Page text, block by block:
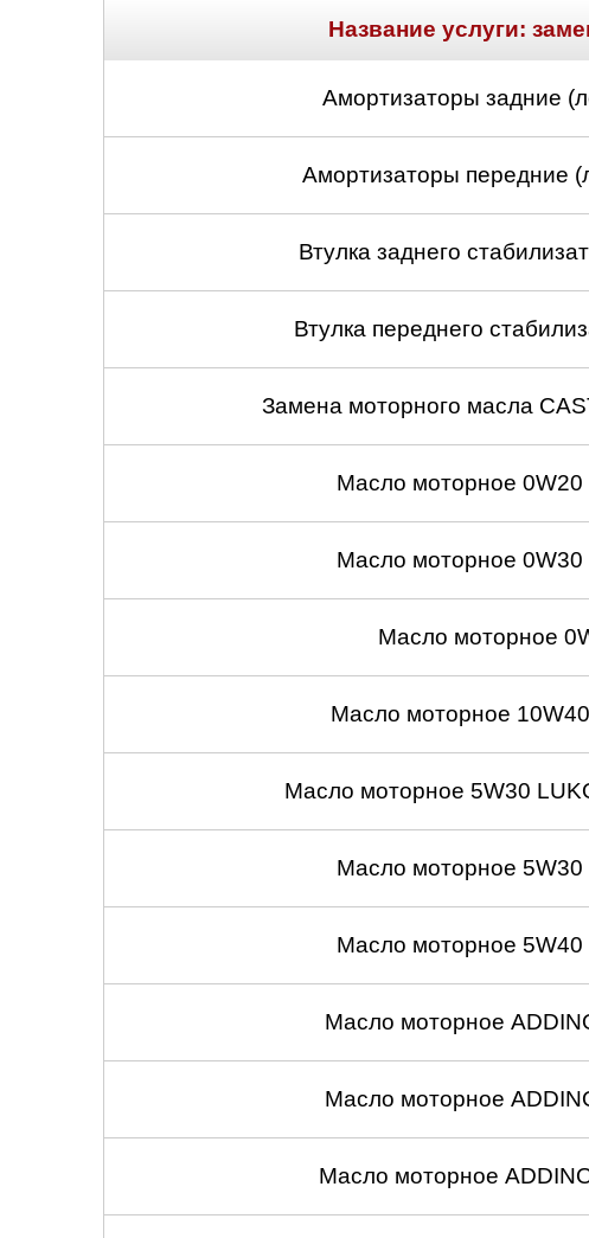
Название услуги:
Амортизаторы задние
Амортизаторы передние
Втулка заднего
Втулка переднего
Замена моторного масла
Масло моторное
Масло моторное
Масло моторное
Масло моторное
Масло моторное 5W30
Масло моторное
Масло моторное
Масло моторное
Масло моторное
Масло моторное